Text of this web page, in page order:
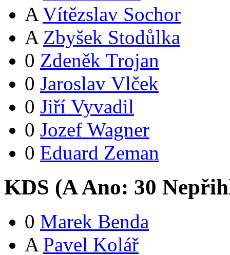
A Vítězslav Sochor
A Zbyšek Stodůlka
0 Zdeněk Trojan
0 Jaroslav Vlček
0 Jiří Vyvadil
0 Jozef Wagner
0 Eduard Zeman
KDS (AAno: 30
0 Marek Benda
A Pavel Kolář